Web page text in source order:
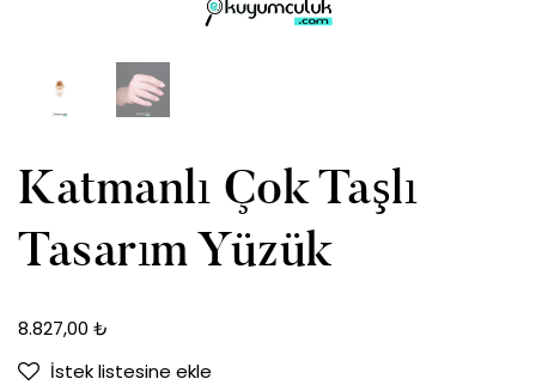
Katmanlı Çok Taşlı
Tasarım Yüzük
8.827,00 ₺
İstek listesine ekle